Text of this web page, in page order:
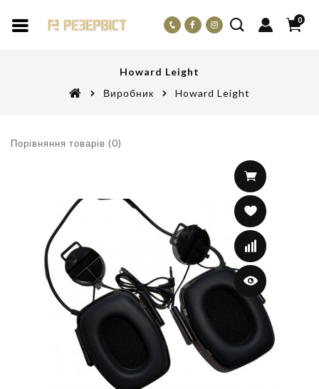
0
Howard Leight
Виробник
Howard Leight
Порівняння товарів (0)